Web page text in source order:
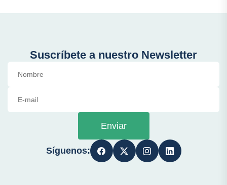
Suscríbete a nuestro Newsletter
Enviar
Síguenos: